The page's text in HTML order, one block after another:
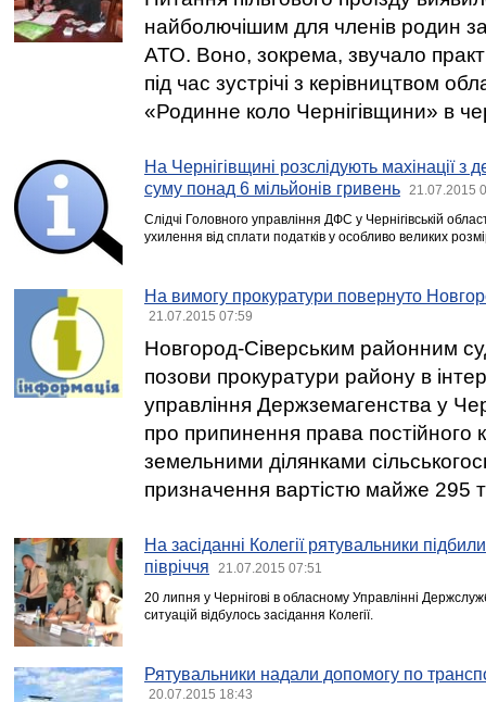
найболючішим для членів родин
АТО. Воно, зокрема, звучало
під час зустрічі з керівництвом
«Родинне коло Чернігівщини» в
На Чернігівщині розслідують махінації
суму понад 6 мільйонів гривень
21.07.2015
Слідчі Головного управління ДФС у Чернігівській
ухилення від сплати податків у особливо великих
На вимогу прокуратури повернуто
21.07.2015 07:59
Новгород-Сіверським районним
позови прокуратури району в
управління Держземагенства у
про припинення права постійного
земельними ділянками
призначення вартістю майже 295
На засіданні Колегії рятувальники
півріччя
21.07.2015 07:51
20 липня у Чернігові в обласному Управлінні
ситуацій відбулось засідання Колегії.
Рятувальники надали допомогу по
20.07.2015 18:43